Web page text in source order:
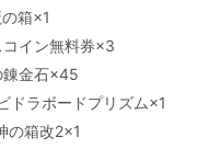
箱×1
イン無料券×3
錬金石×45
ドラボードプリズム×1
の箱改2×1